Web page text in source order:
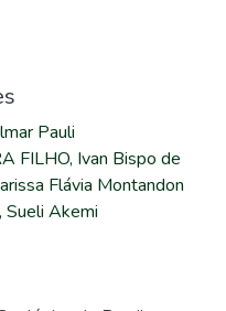
Pauli
FILHO, Ivan Bispo de
Flávia Montandon
Sueli Akemi